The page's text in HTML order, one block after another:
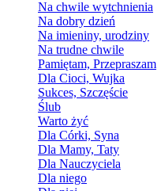
Na chwile wytchnienia
Na dobry dzień
Na imieniny, urodziny
Na trudne chwile
Pamiętam, Przepraszam
Dla Cioci, Wujka
Sukces, Szczęście
Ślub
Warto żyć
Dla Córki, Syna
Dla Mamy, Taty
Dla Nauczyciela
Dla niego